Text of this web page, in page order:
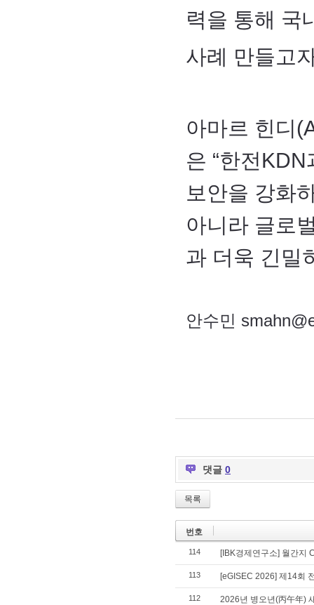
력을 통해 국
사례 만들고
아마르 힌디
은 “한전
보안을 강화
아니라 글로
과 더욱 긴밀
안수민
댓글 0
목록
번호
114 [IBK경제연구소] 월간지
113 [eGISEC 2026] 제14회
112 2026년 병오년(丙午年)